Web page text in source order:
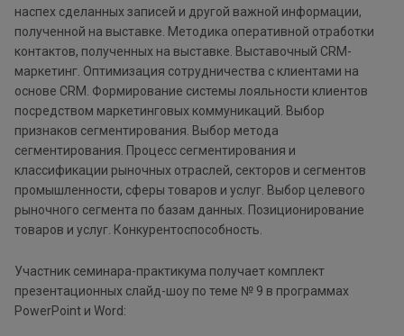
наспех сделанных записей и другой важной информации,
полученной на выставке. Методика оперативной отработки
контактов, полученных на выставке. Выставочный CRM-
маркетинг. Оптимизация сотрудничества с клиентами на
основе CRM. Формирование системы лояльности клиентов
посредством маркетинговых коммуникаций. Выбор
признаков сегментирования. Выбор метода
сегментирования. Процесс сегментирования и
классификации рыночных отраслей, секторов и сегментов
промышленности, сферы товаров и услуг. Выбор целевого
рыночного сегмента по базам данных. Позиционирование
товаров и услуг. Конкурентоспособность.
Участник семинара-практикума получает комплект
презентационных слайд-шоу по теме № 9 в программах
PowerPoint и Word: